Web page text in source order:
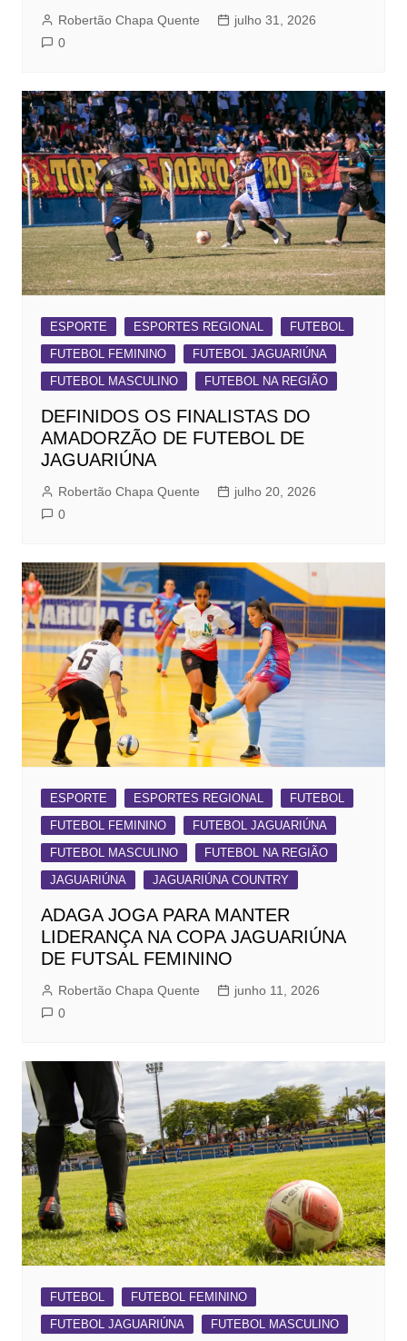
Robertão Chapa Quente
julho 31, 2026
0
ESPORTE ESPORTES REGIONAL
FUTEBOL
FUTEBOL FEMININO
FUTEBOL JAGUARIÚNA
FUTEBOL MASCULINO
FUTEBOL NA REGIÃO
DEFINIDOS OS FINALISTAS DO
AMADORZÃO DE FUTEBOL DE
JAGUARIÚNA
Robertão Chapa Quente
julho 20, 2026
0
ESPORTE ESPORTES REGIONAL
FUTEBOL
FUTEBOL FEMININO
FUTEBOL JAGUARIÚNA
FUTEBOL MASCULINO
FUTEBOL NA REGIÃO
JAGUARIÚNA
JAGUARIÚNA COUNTRY
ADAGA JOGA PARA MANTER
LIDERANÇA NA COPA JAGUARIÚNA
DE FUTSAL FEMININO
Robertão Chapa Quente
junho 11, 2026
0
FUTEBOL
FUTEBOL FEMININO
FUTEBOL JAGUARIÚNA
FUTEBOL MASCULINO